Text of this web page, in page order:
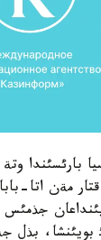
بارئسئندا
مةن اتا-
جذمئس
بويئنشا، بذل